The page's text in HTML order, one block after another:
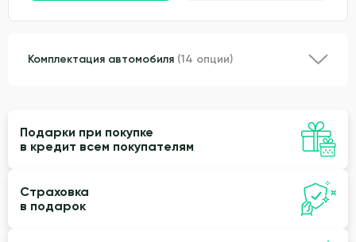
Комплектация автомобиля (14 опции)
Подарки при покупке
в кредит всем покупателям
Страховка
в подарок